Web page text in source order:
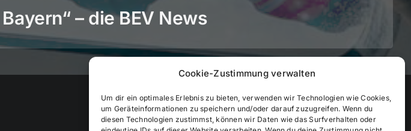
Cookie-Zustimmung verwalten
Um dir ein optimales Erlebnis zu bieten, verwenden wir Technologien wie Cookies,
um Geräteinformationen zu speichern und/oder darauf zuzugreifen. Wenn du
diesen Technologien zustimmst, können wir Daten wie das Surfverhalten oder
– die BEV News
© 2026 • BEV Bayerischer Eissportverband